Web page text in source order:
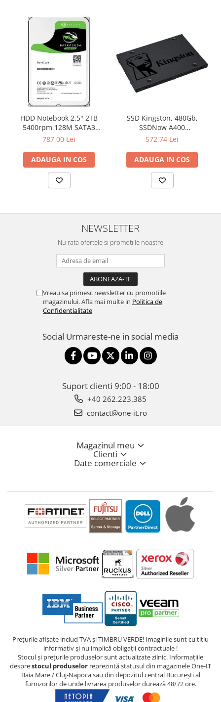
TV, Multimedia & Electronice
Televizoare & accesorii
Multiboard & Accessorii
Multimedia
Foto & Video
Cloud si Aplicatii SaaS
Sisteme Videoconferinta
Securitate Date
Firewall
HDD Notebook 2.5" 2TB
5400rpm 128M SATA3
SEAGATE
787,00 Lei
ADAUGA IN COS
SSD Kingston, 480Gb,
SSDNow A400
"SA400S37/480G"
572,74 Lei
ADAUGA IN COS
NEWSLETTER
Nu rata ofertele si promotiile noastre
Vreau sa primesc newsletter cu promotiile
magazinului. Afla mai multe in Politica de
Confidentialitate
Social Urmareste-ne in social media
Suport clienti 9:00 - 18:00
+40 262.223.385
contact@one-it.ro
Magazinul meu
Clienti
Date comerciale
Prețurile afișate includ TVA și TIMBRU VERDE! Imaginile sunt cu titlu
informativ și nu implică obligații contractuale !
Stocul și prețurile produselor sunt actualizate zilnic. Informațiile
desprestocul produselor reprezintă statusul din magazinele One-IT
Baia Mare / Cluj-Napoca sau din depozitul central București al
furnizorilor de unde livrarea produselor durează 48/72 ore.